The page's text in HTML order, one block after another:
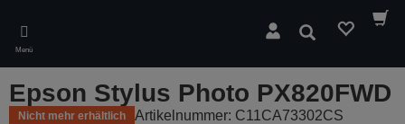
main
content
Menü
Suchen
Epson Stylus Photo PX820FWD
Nicht mehr erhältlich Artikelnummer: C11CA73302CS